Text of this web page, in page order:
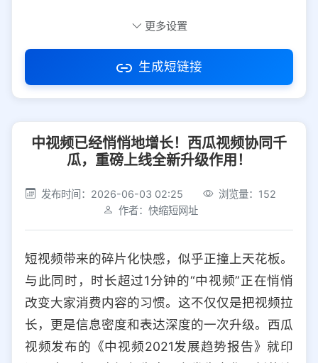
访问密码
推荐
社交平台 电商平台
选择防红平台类型，避免链接被拦截
平台设置
iOS Android PC 其他
选择允许访问的平台类型
更多设置
生成短链接
中视频已经悄悄地增长！西瓜视频协同千
瓜，重磅上线全新升级作用！
发布时间：2026-06-03 02:25
浏览量：152
作者：快缩短网址
短视频带来的碎片化快感，似乎正撞上天花板。
与此同时，时长超过1分钟的“中视频”正在悄悄
改变大家消费内容的习惯。这不仅仅是把视频拉
长，更是信息密度和表达深度的一次升级。西瓜
视频发布的《中视频2021发展趋势报告》就印